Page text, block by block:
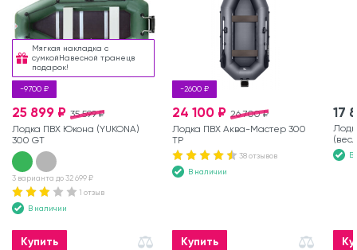
Мягкая накладка с
сумкойНавесной транецв
подарок!
-9700 ₽
35 599 ₽
25 899 ₽
Лодка ПВХ Юкона (YUKONA)
300 GT
3 варианта до 32 699 ₽
1 отзыв
В наличии
Купить
-2600 ₽
26 700 ₽
24 100 ₽
Лодка ПВХ Аква-Мастер 300
ТР
38 отзывов
В наличии
Купить
17
В